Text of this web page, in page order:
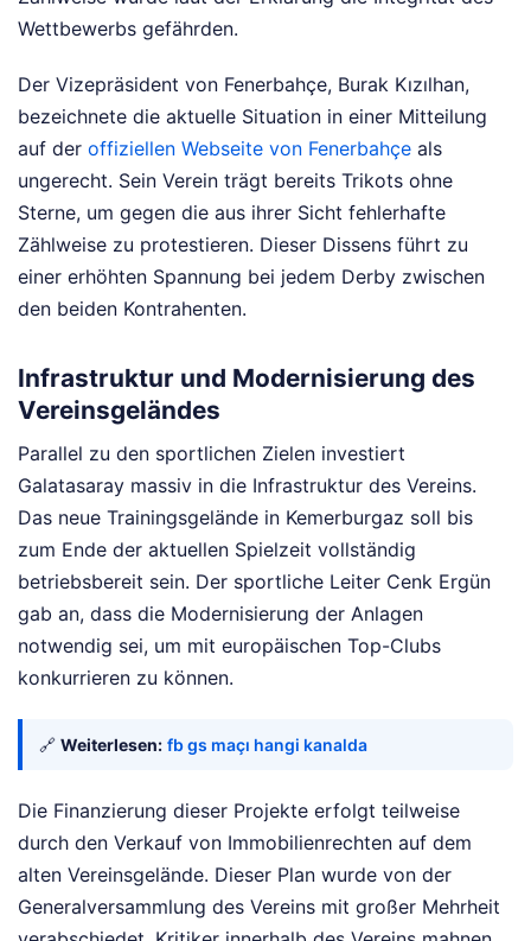
Wettbewerbs gefährden.
Der Vizepräsident von Fenerbahçe, Burak Kızılhan,
bezeichnete die aktuelle Situation in einer Mitteilung
auf der offiziellen Webseite von Fenerbahçe als
ungerecht. Sein Verein trägt bereits Trikots ohne
Sterne, um gegen die aus ihrer Sicht fehlerhafte
Zählweise zu protestieren. Dieser Dissens führt zu
einer erhöhten Spannung bei jedem Derby zwischen
den beiden Kontrahenten.
Infrastruktur und Modernisierung des
Vereinsgeländes
Parallel zu den sportlichen Zielen investiert
Galatasaray massiv in die Infrastruktur des Vereins.
Das neue Trainingsgelände in Kemerburgaz soll bis
zum Ende der aktuellen Spielzeit vollständig
betriebsbereit sein. Der sportliche Leiter Cenk Ergün
gab an, dass die Modernisierung der Anlagen
notwendig sei, um mit europäischen Top-Clubs
konkurrieren zu können.
🔗 Weiterlesen: fb gs maçı hangi kanalda
Die Finanzierung dieser Projekte erfolgt teilweise
durch den Verkauf von Immobilienrechten auf dem
alten Vereinsgelände. Dieser Plan wurde von der
Generalversammlung des Vereins mit großer Mehrheit